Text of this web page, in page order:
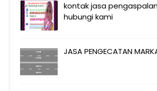
kontak jasa
hubungi kami
JASA PENGECATAN